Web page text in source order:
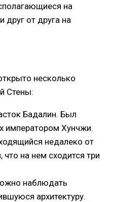
на
друг от друга на
несколько
Стены:
Бадалин. Был
императором Хунчжи.
недалеко от
что на нем сходится три
наблюдать
архитектуру.